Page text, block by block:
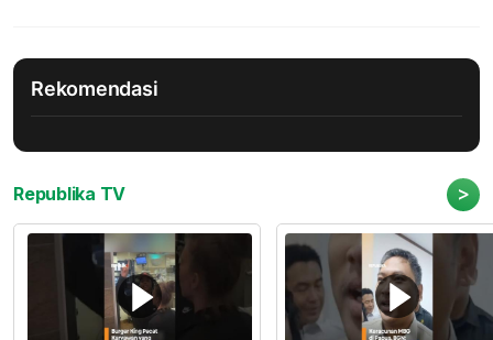
Rekomendasi
Republika TV >